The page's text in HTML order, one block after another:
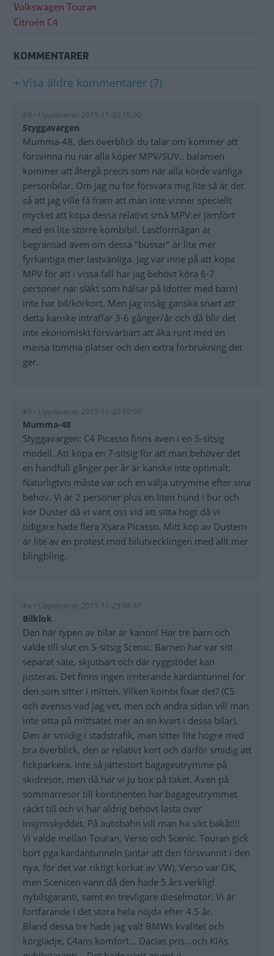
Volkswagen Touran
Citroën C4
KOMMENTARER
+ Visa äldre kommentarer (7)
#8 • Uppdaterat: 2015-11-20 18:00
Styggavargen
Mumma-48, den överblick du talar om kommer att
försvinna nu när alla köper MPV/SUV.. balansen
kommer att återgå precis som när alla körde vanliga
personbilar. Om jag nu för försvara mig lite så är det
så att jag ville få fram att man inte vinner speciellt
mycket att köpa dessa relativt små MPV:er jämfört
med en lite större kombibil. Lastförmågan är
begränsad även om dessa "bussar" är lite mer
fyrkantiga mer lastvänliga. Jag var inne på att köpa
MPV för att i vissa fall har jag behövt köra 6-7
personer när släkt som hälsar på (dotter med barn)
inte har bil/körkort. Men jag insåg ganska snart att
detta kanske inträffar 3-6 gånger/år och då blir det
inte ekonomiskt försvarbart att åka runt med en
massa tomma platser och den extra förbrukning det
ger.
#9 • Uppdaterat: 2015-11-20 19:09
Mumma-48
Styggavargen: C4 Picasso finns även i en 5-sitsig
modell. Att köpa en 7-sitsig för att man behöver det
en handfull gånger per år är kanske inte optimalt.
Naturligtvis måste var och en välja utrymme efter sina
behov. Vi är 2 personer plus en liten hund i bur och
kör Duster då vi vant oss vid att sitta högt då vi
tidigare hade flera Xsara Picasso. Mitt köp av Dustern
är lite av en protest mod bilutvecklingen med allt mer
blingbling.
#a • Uppdaterat: 2015-11-29 08:47
Bilklok
Den här typen av bilar är kanon! Har tre barn och
valde till slut en 5-sitsig Scenic. Barnen har var sitt
separat säte, skjutbart och där ryggstödet kan
justeras. Det finns ingen irriterande kardantunnel för
den som sitter i mitten. Vilken kombi fixar det? (C5
och avensis vad jag vet, men och andra sidan vill man
inte sitta på mittsätet mer än en kvart i dessa bilar).
Den är smidig i stadstrafik, man sitter lite högre med
bra överblick, den är relativt kort och därför smidig att
fickparkera. Inte så jättestort bagageutrymme på
skidresor, men då har vi ju box på taket. Även på
sommarresor till kontinenten har bagageutrymmet
räckt till och vi har aldrig behövt lasta över
insynsskyddet. På autobahn vill man ha sikt bakåt!!!
Vi valde mellan Touran, Verso och Scenic. Touran gick
bort pga kardantunneln (antar att den försvunnit i den
nya, för det var riktigt korkat av VW), Verso var OK,
men Scenicen vann då den hade 5 års verklig!
nybilsgaranti, samt en trevligare dieselmotor. Vi är
fortfarande i det stora hela nöjda efter 4.5 år.
Bland dessa tre hade jag valt BMWs kvalitet och
körglädje, C4ans komfort... Dacias pris...och KIAs